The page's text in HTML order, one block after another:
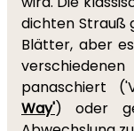
dichten Strauß
Blätter, aber
panaschiert
Way') oder